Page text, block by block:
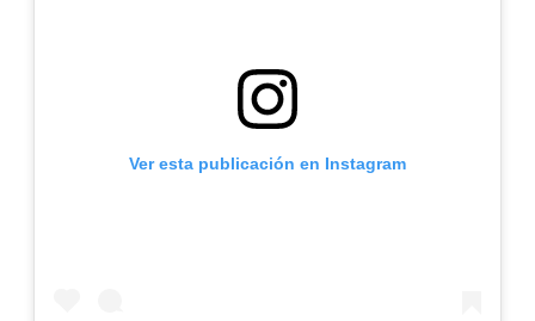
Ver esta publicación en Instagram